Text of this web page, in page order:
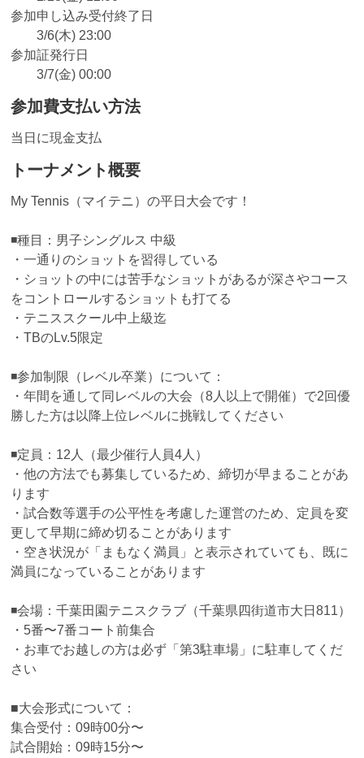
参加申し込み受付終了日
3/6(木) 23:00
参加証発行日
3/7(金) 00:00
参加費支払い方法
当日に現金支払
トーナメント概要
My Tennis（マイテニ）の平日大会です！
◾️種目：男子シングルス 中級
・一通りのショットを習得している
・ショットの中には苦手なショットがあるが深さやコース
をコントロールするショットも打てる
・テニススクール中上級迄
・TBのLv.5限定
◾️参加制限（レベル卒業）について：
・年間を通して同レベルの大会（8人以上で開催）で2回優
勝した方は以降上位レベルに挑戦してください
◾️定員：12人（最少催行人員4人）
・他の方法でも募集しているため、締切が早まることがあ
ります
・試合数等選手の公平性を考慮した運営のため、定員を変
更して早期に締め切ることがあります
・空き状況が「まもなく満員」と表示されていても、既に
満員になっていることがあります
◾️会場：千葉田園テニスクラブ（千葉県四街道市大日811）
・5番〜7番コート前集合
・お車でお越しの方は必ず「第3駐車場」に駐車してくだ
さい
■大会形式について：
集合受付：09時00分〜
試合開始：09時15分〜